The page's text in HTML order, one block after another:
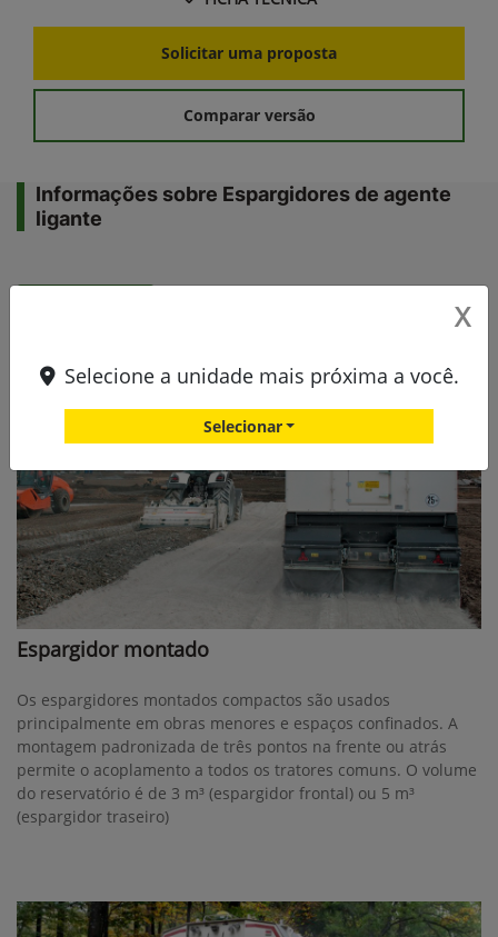
Solicitar uma proposta
Comparar versão
Informações sobre Espargidores de agente
ligante
Espargidor montado
Os espargidores montados compactos são usados
principalmente em obras menores e espaços confinados. A
montagem padronizada de três pontos na frente ou atrás
permite o acoplamento a todos os tratores comuns. O volume
do reservatório é de 3 m³ (espargidor frontal) ou 5 m³
(espargidor traseiro)
X
Selecione a unidade mais próxima a você.
Selecionar